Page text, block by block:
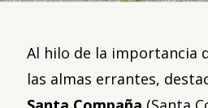
Al hilo de la importancia
las almas errantes,